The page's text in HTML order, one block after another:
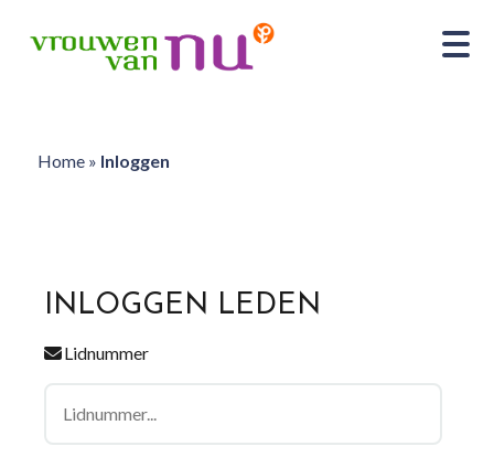
Home» Inloggen
INLOGGEN LEDEN
Lidnummer